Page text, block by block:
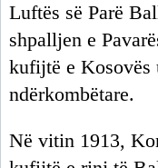
Luftës së Parë
shpalljen e
kufijtë e Kosovës
ndërkombëtare.
Në vitin 1913,